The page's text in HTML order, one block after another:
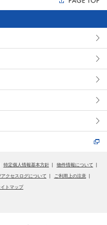
特定個人情報基本方針 物件情報について
クセスログについて ご利用上の注意
トマップ